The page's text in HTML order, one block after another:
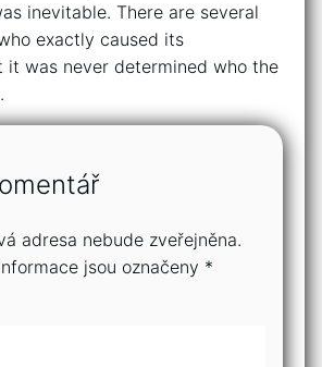
inevitable. There are several
exactly caused its
it was never determined who the
adresa nebude zveřejněna.
jsou označeny *